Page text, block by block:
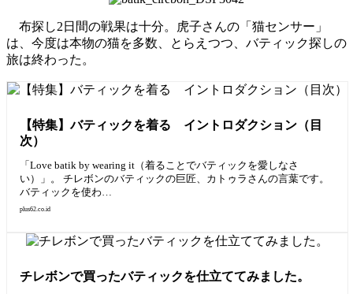
布探し2日間の戦果は十分。虎子さんの「猫センサー」
は、今度は本物の猫を多数、とらえつつ、バティック探しの
旅は終わった。
【特集】バティックを着る イントロダクション（目
次）
「Love batik by wearing it（着ることでバティックを愛しなさ
い）」。 チレボンのバティックの巨匠、カトゥラさんの言葉です。
バティックを使わ…
plus62.co.id
チレボンで買ったバティックを仕立ててみました。